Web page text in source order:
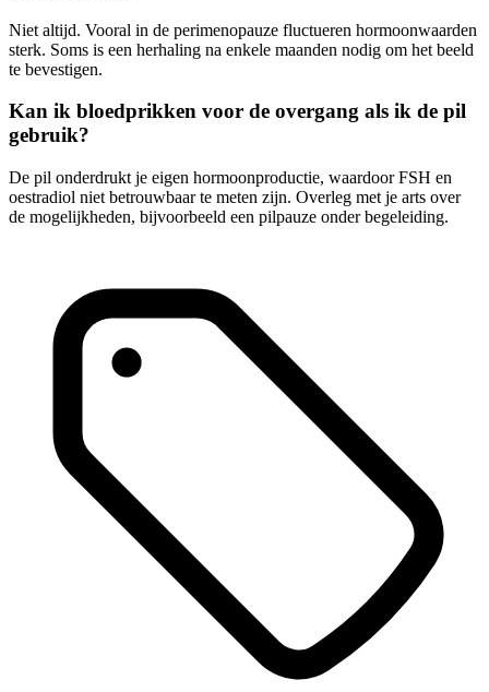
Niet altijd. Vooral in de perimenopauze fluctueren hormoonwaarden
sterk. Soms is een herhaling na enkele maanden nodig om het beeld
te bevestigen.
Kan ik bloedprikken voor de overgang als ik de pil
gebruik?
De pil onderdrukt je eigen hormoonproductie, waardoor FSH en
oestradiol niet betrouwbaar te meten zijn. Overleg met je arts over
de mogelijkheden, bijvoorbeeld een pilpauze onder begeleiding.